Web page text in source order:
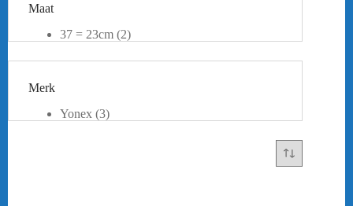
Maat
37 = 23cm (2)
38 = 24cm (3)
40,5 = 26cm (2)
Merk
Yonex (3)